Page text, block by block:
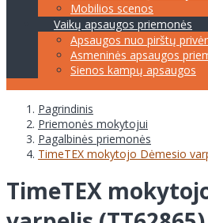
Mobilios scenos
Vaikų apsaugos priemonės
Apsaugos nuo pirštų
Asmeninės apsaugos
Sienos kampų apsaugos
Pagrindinis
Priemonės mokytojui
Pagalbinės priemonės
TimeTEX mokytojo Dėmesio
TimeTEX